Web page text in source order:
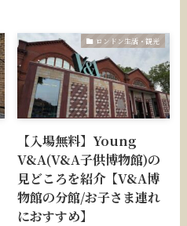
ロンドン生活・観光
【入場無料】Young
V&A(V&A子供博物館)の
見どころを紹介【V&A博
物館の分館/お子さま連れ
におすすめ】